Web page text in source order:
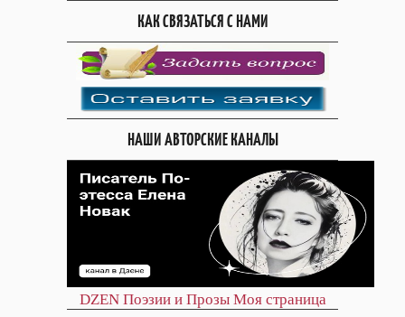
КАК СВЯЗАТЬСЯ С НАМИ
НАШИ АВТОРСКИЕ КАНАЛЫ
DZEN Поэзии и Прозы Моя страница